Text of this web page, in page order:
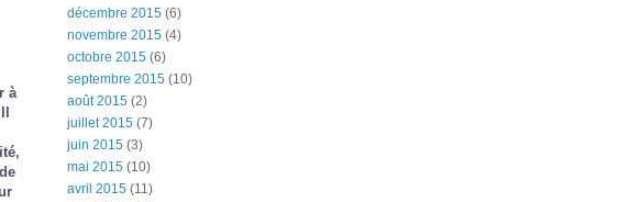
à
décembre 2015 (6)
novembre 2015 (4)
octobre 2015 (6)
septembre 2015 (10)
août 2015 (2)
juillet 2015 (7)
juin 2015 (3)
mai 2015 (10)
avril 2015 (11)